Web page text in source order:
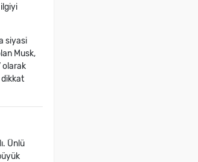
siyasi
Musk,
olarak
dikkat
Ünlü